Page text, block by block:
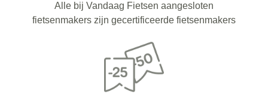
Alle bij Vandaag Fietsen aangesloten
fietsenmakers zijn gecertificeerde fietsenmakers